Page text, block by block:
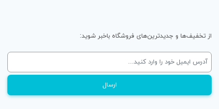
از تخفیف‌ها و جدیدترین‌های فروشگاه باخبر شوید: